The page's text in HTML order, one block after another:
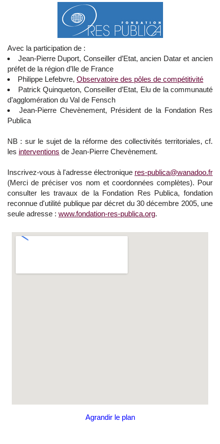
Avec la participation de :
Jean-Pierre Duport, Conseiller d’Etat, ancien Datar et ancien
préfet de la région d’Ile de France
Philippe Lefebvre, Observatoire des pôles de compétitivité
Patrick Quinqueton, Conseiller d’Etat, Elu de la communauté
d’agglomération du Val de Fensch
Jean-Pierre Chevènement, Président de la Fondation Res
Publica
NB : sur le sujet de la réforme des collectivités territoriales, cf.
les interventions de Jean-Pierre Chevènement.
Inscrivez-vous à l'adresse électronique res-publica@wanadoo.fr
(Merci de préciser vos nom et coordonnées complètes). Pour
consulter les travaux de la Fondation Res Publica, fondation
reconnue d'utilité publique par décret du 30 décembre 2005, une
seule adresse : www.fondation-res-publica.org.
Agrandir le plan